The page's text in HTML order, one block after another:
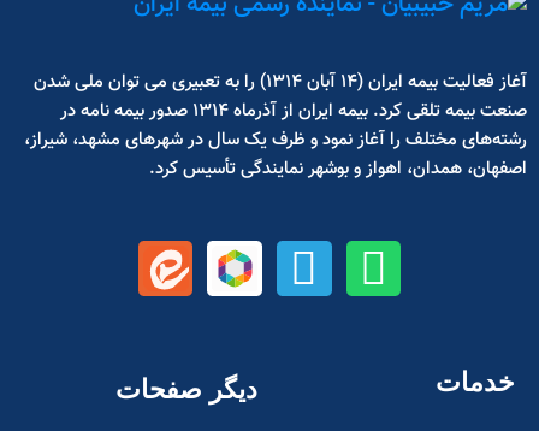
آغاز فعالیت بیمه ایران (14 آبان 1314) را به تعبیری می توان ملی شدن
صنعت بیمه تلقی کرد. بیمه ایران از آذرماه 1314 صدور بیمه نامه در
رشته‌های مختلف را آغاز نمود و ظرف یک سال در شهرهای مشهد، شیراز،
اصفهان، همدان، اهواز و بوشهر نمایندگی تأسیس کرد.
خدمات دیگر صفحات